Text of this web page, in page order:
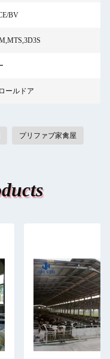
BV
ールドア
プリファブ家禽屋